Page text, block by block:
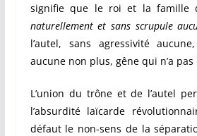
signifie que le roi et la famille
naturellement et sans scrupule
l’autel, sans agressivité
aucune non plus, gêne qui n’a pas
L’union du trône et de l’autel
l’absurdité laïcarde
défaut le non-sens de la